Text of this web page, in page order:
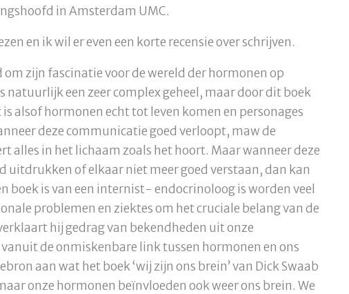
in Amsterdam UMC.
en ik wil er even een korte recensie over schrijven.
om zijn fascinatie voor de wereld der hormonen op
natuurlijk een zeer complex geheel, maar door dit boek
alsof hormonen echt tot leven komen en personages
deze communicatie goed verloopt, maw de
alles in het lichaam zoals het hoort. Maar wanneer deze
uitdrukken of elkaar niet meer goed verstaan, dan kan
boek is van een internist- endocrinoloog is worden veel
problemen en ziektes om het cruciale belang van de
hij gedrag van bekendheden uit onze
de onmiskenbare link tussen hormonen en ons
aan wat het boek ‘wij zijn ons brein’ van Dick Swaab
onze hormonen beïnvloeden ook weer ons brein. We